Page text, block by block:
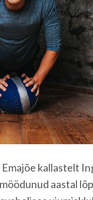
kallastelt
aastal